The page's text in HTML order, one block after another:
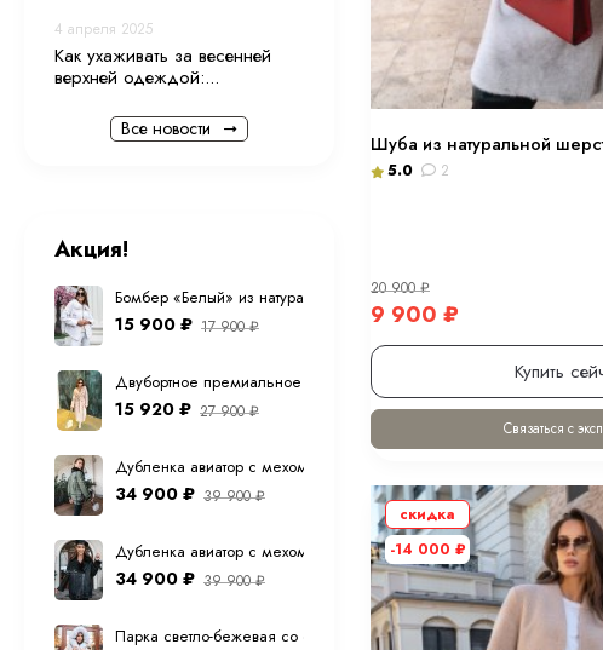
Шуба из натуральной
5.0 2
20 900₽
9 900 ₽
Купить
Связаться с
скидка
-14 000 ₽
4 апреля 2025
Как ухаживать за весенней
верхней одеждой:...
Все новости
Акция!
Бомбер «Белый» из натуральной овечьей шерсти
15 900 ₽ 17 900₽
Двубортное премиальное (шерсть ламы) пальто "экрю" 120 см.
15 920 ₽ 27 900₽
Дубленка авиатор с мехом тоскана из натуральной овчины в оттенке
34 900 ₽ 39 900₽
Дубленка авиатор с мехом тоскана из натуральной овчины в
34 900 ₽ 39 900₽
Парка светло-бежевая со светлым мехом песца с капюшоном 70 см.